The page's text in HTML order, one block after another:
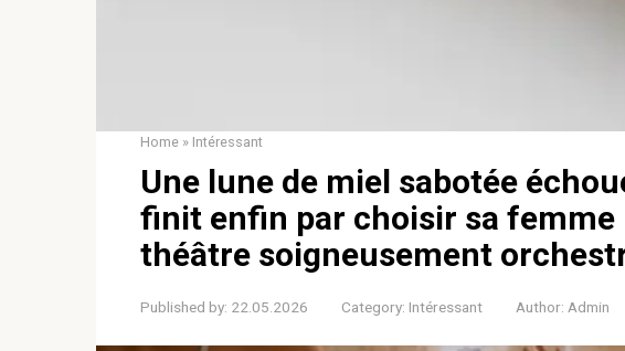
Home » Intéressant
Une lune de miel sabotée
finit enfin par choisir sa femme
théâtre soigneusement
Published by: 22.05.2026 Category: Intéressant Author: Admin